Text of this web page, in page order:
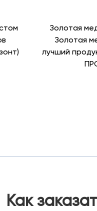
Золотая
Золотая
лучший
Как